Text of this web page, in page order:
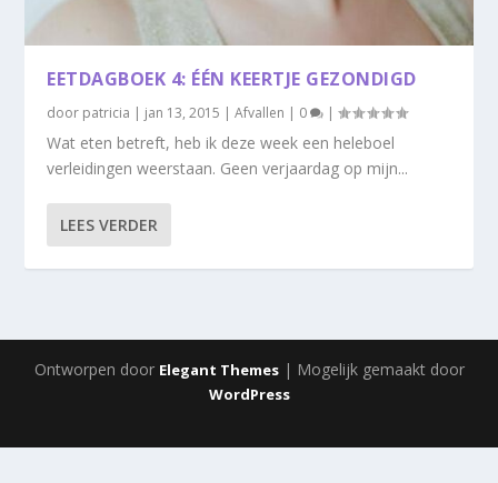
EETDAGBOEK 4: ÉÉN KEERTJE GEZONDIGD
door patricia | jan 13, 2015 |Afvallen | 0 |
Wat eten betreft, heb ik deze week een heleboel
verleidingen weerstaan. Geen verjaardag op mijn...
LEES VERDER
Ontworpen door Elegant Themes| Mogelijk gemaakt door
WordPress